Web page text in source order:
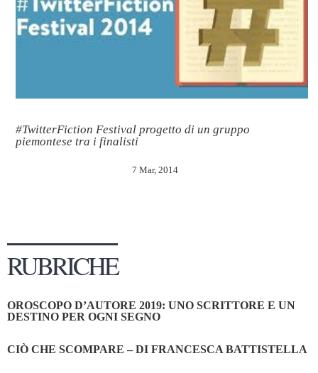
#TwitterFiction Festival progetto di un gruppo
piemontese tra i finalisti
7 Mar, 2014
RUBRICHE
OROSCOPO D’AUTORE 2019: UNO SCRITTORE E UN
DESTINO PER OGNI SEGNO
CIÒ CHE SCOMPARE – DI FRANCESCA BATTISTELLA